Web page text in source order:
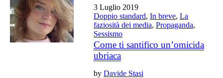
3 Luglio 2019
Doppio standard,In breve,La
faziosità dei media,Propaganda,
Sessismo
Come ti santifico un’omicida
ubriaca
byDavide Stasi